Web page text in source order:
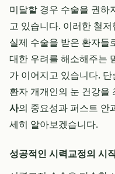
미달할 경우 수술을 권하
고 있습니다. 이러한 철
실제 수술을 받은 환자들
대한 우려를 해소해주는
가 이어지고 있습니다.
환자 개개인의 눈 건강을
사의 중요성과 퍼스트 안
세히 알아보겠습니다.
성공적인 시력교정의 시